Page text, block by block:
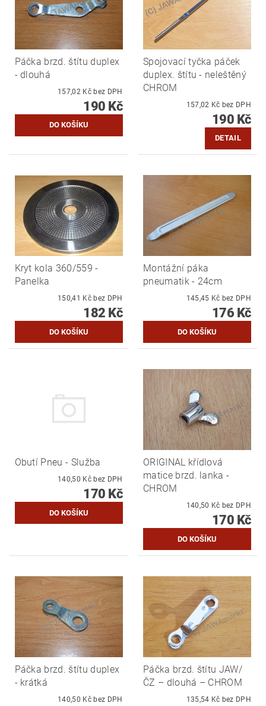
Páčka brzd. štítu duplex
- dlouhá
157,02 Kč bez DPH
190 Kč
Spojovací tyčka páček
duplex. štítu - neleštěný
CHROM
157,02 Kč bez DPH
190 Kč
DETAIL
Kryt kola 360/559 -
Panelka
150,41 Kč bez DPH
182 Kč
Montážní páka
pneumatik - 24cm
145,45 Kč bez DPH
176 Kč
Obutí Pneu - Služba
140,50 Kč bez DPH
170 Kč
ORIGINAL křídlová
matice brzd. lanka -
CHROM
140,50 Kč bez DPH
170 Kč
Páčka brzd. štítu duplex
- krátká
140,50 Kč bez DPH
Páčka brzd. štítu JAW/
ČZ – dlouhá – CHROM
135,54 Kč bez DPH